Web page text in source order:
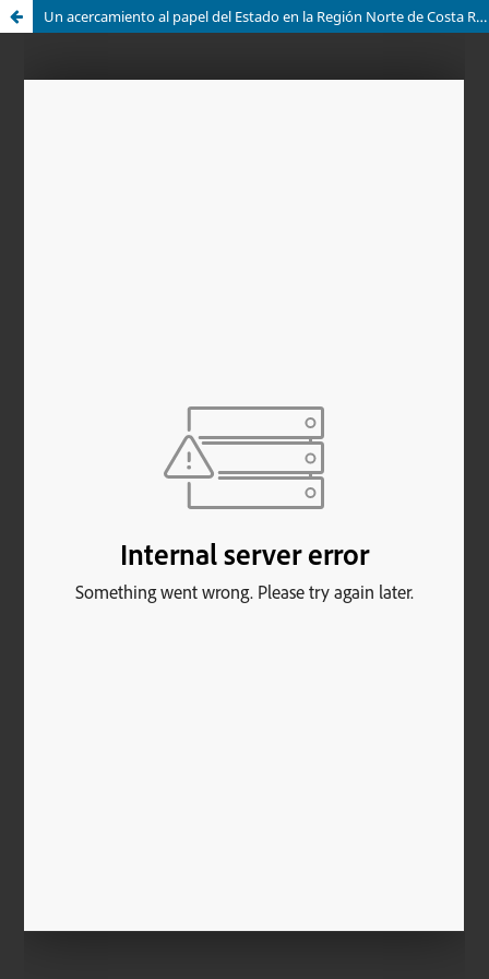
Un acercamiento al papel del Estado en la Región Norte de Costa Rica, 1882–1977, y su impacto en la colonización del territorio